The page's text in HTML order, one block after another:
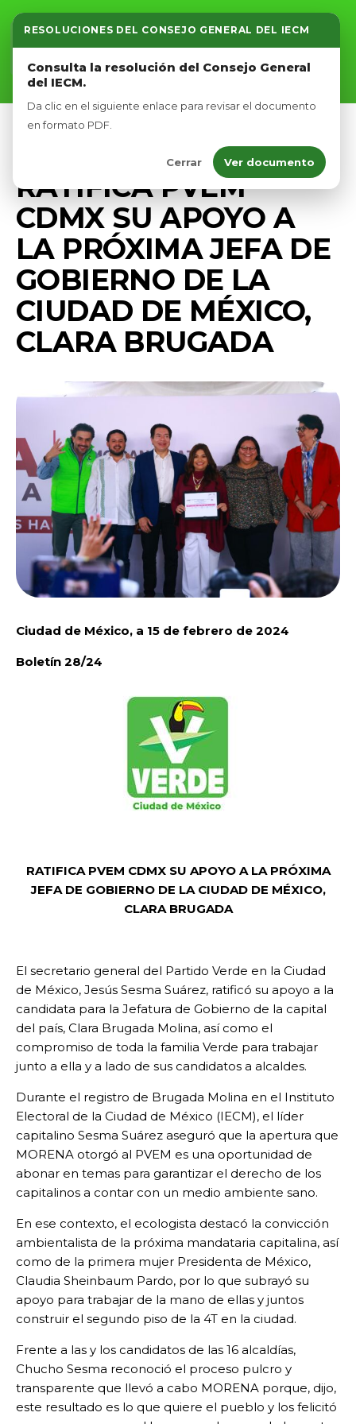
RESOLUCIONES DEL CONSEJO GENERAL DEL IECM
Consulta la resolución del Consejo General
del IECM.
Da clic en el siguiente enlace para revisar el documento
en formato PDF.
Cerrar Ver documento
Inicio
Nosotros
Afíliate
RATIFICA PVEM
CDMX SU APOYO A
LA PRÓXIMA JEFA DE
GOBIERNO DE LA
CIUDAD DE MÉXICO,
CLARA BRUGADA
Ciudad de México, a 15 de febrero de 2024
Boletín 28/24
RATIFICA PVEM CDMX SU APOYO A LA PRÓXIMA
JEFA DE GOBIERNO DE LA CIUDAD DE MÉXICO,
CLARA BRUGADA
El secretario general del Partido Verde en la Ciudad
de México, Jesús Sesma Suárez, ratificó su apoyo a la
candidata para la Jefatura de Gobierno de la capital
del país, Clara Brugada Molina, así como el
compromiso de toda la familia Verde para trabajar
junto a ella y a lado de sus candidatos a alcaldes.
Durante el registro de Brugada Molina en el Instituto
Electoral de la Ciudad de México (IECM), el líder
capitalino Sesma Suárez aseguró que la apertura que
MORENA otorgó al PVEM es una oportunidad de
abonar en temas para garantizar el derecho de los
capitalinos a contar con un medio ambiente sano.
En ese contexto, el ecologista destacó la convicción
ambientalista de la próxima mandataria capitalina, así
como de la primera mujer Presidenta de México,
Claudia Sheinbaum Pardo, por lo que subrayó su
apoyo para trabajar de la mano de ellas y juntos
construir el segundo piso de la 4T en la ciudad.
Frente a las y los candidatos de las 16 alcaldías,
Chucho Sesma reconoció el proceso pulcro y
transparente que llevó a cabo MORENA porque, dijo,
este resultado es lo que quiere el pueblo y los felicitó